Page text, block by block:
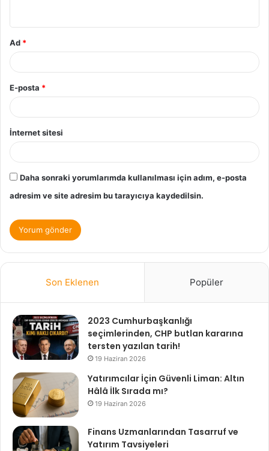
Ad *
E-posta *
İnternet sitesi
Daha sonraki yorumlarımda kullanılması için adım, e-posta
adresim ve site adresim bu tarayıcıya kaydedilsin.
Son Eklenen Popüler
2023 Cumhurbaşkanlığı
seçimlerinden, CHP butlan kararına
tersten yazılan tarih!
19 Haziran 2026
Yatırımcılar İçin Güvenli Liman: Altın
Hâlâ İlk Sırada mı?
19 Haziran 2026
Finans Uzmanlarından Tasarruf ve
Yatırım Tavsiyeleri